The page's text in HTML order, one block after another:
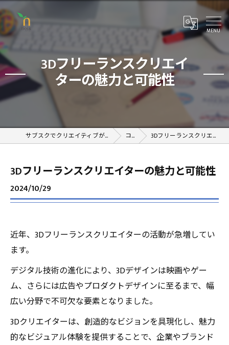
3Dフリーランスクリエイ
ターの魅力と可能性
サブスクでクリエイティブが学べるオンラインスクール コラム 3Dフリーランスクリエイターの魅力と可能性
3Dフリーランスクリエイターの魅力と可能性
2024/10/29
近年、3Dフリーランスクリエイターの活動が急増してい
ます。
デジタル技術の進化により、3Dデザインは映画やゲー
ム、さらには広告やプロダクトデザインに至るまで、幅
広い分野で不可欠な要素となりました。
3Dクリエイターは、創造的なビジョンを具現化し、魅力
的なビジュアル体験を提供することで、企業やブランド